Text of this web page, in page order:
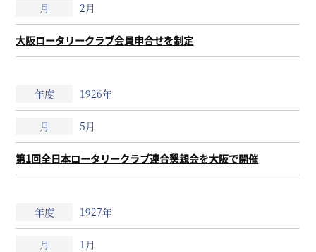
2月
大阪ロータリークラブ会員申合せを制定
1926年
5月
第1回全日本ロータリークラブ連合懇親会を大阪で開催
1927年
1月